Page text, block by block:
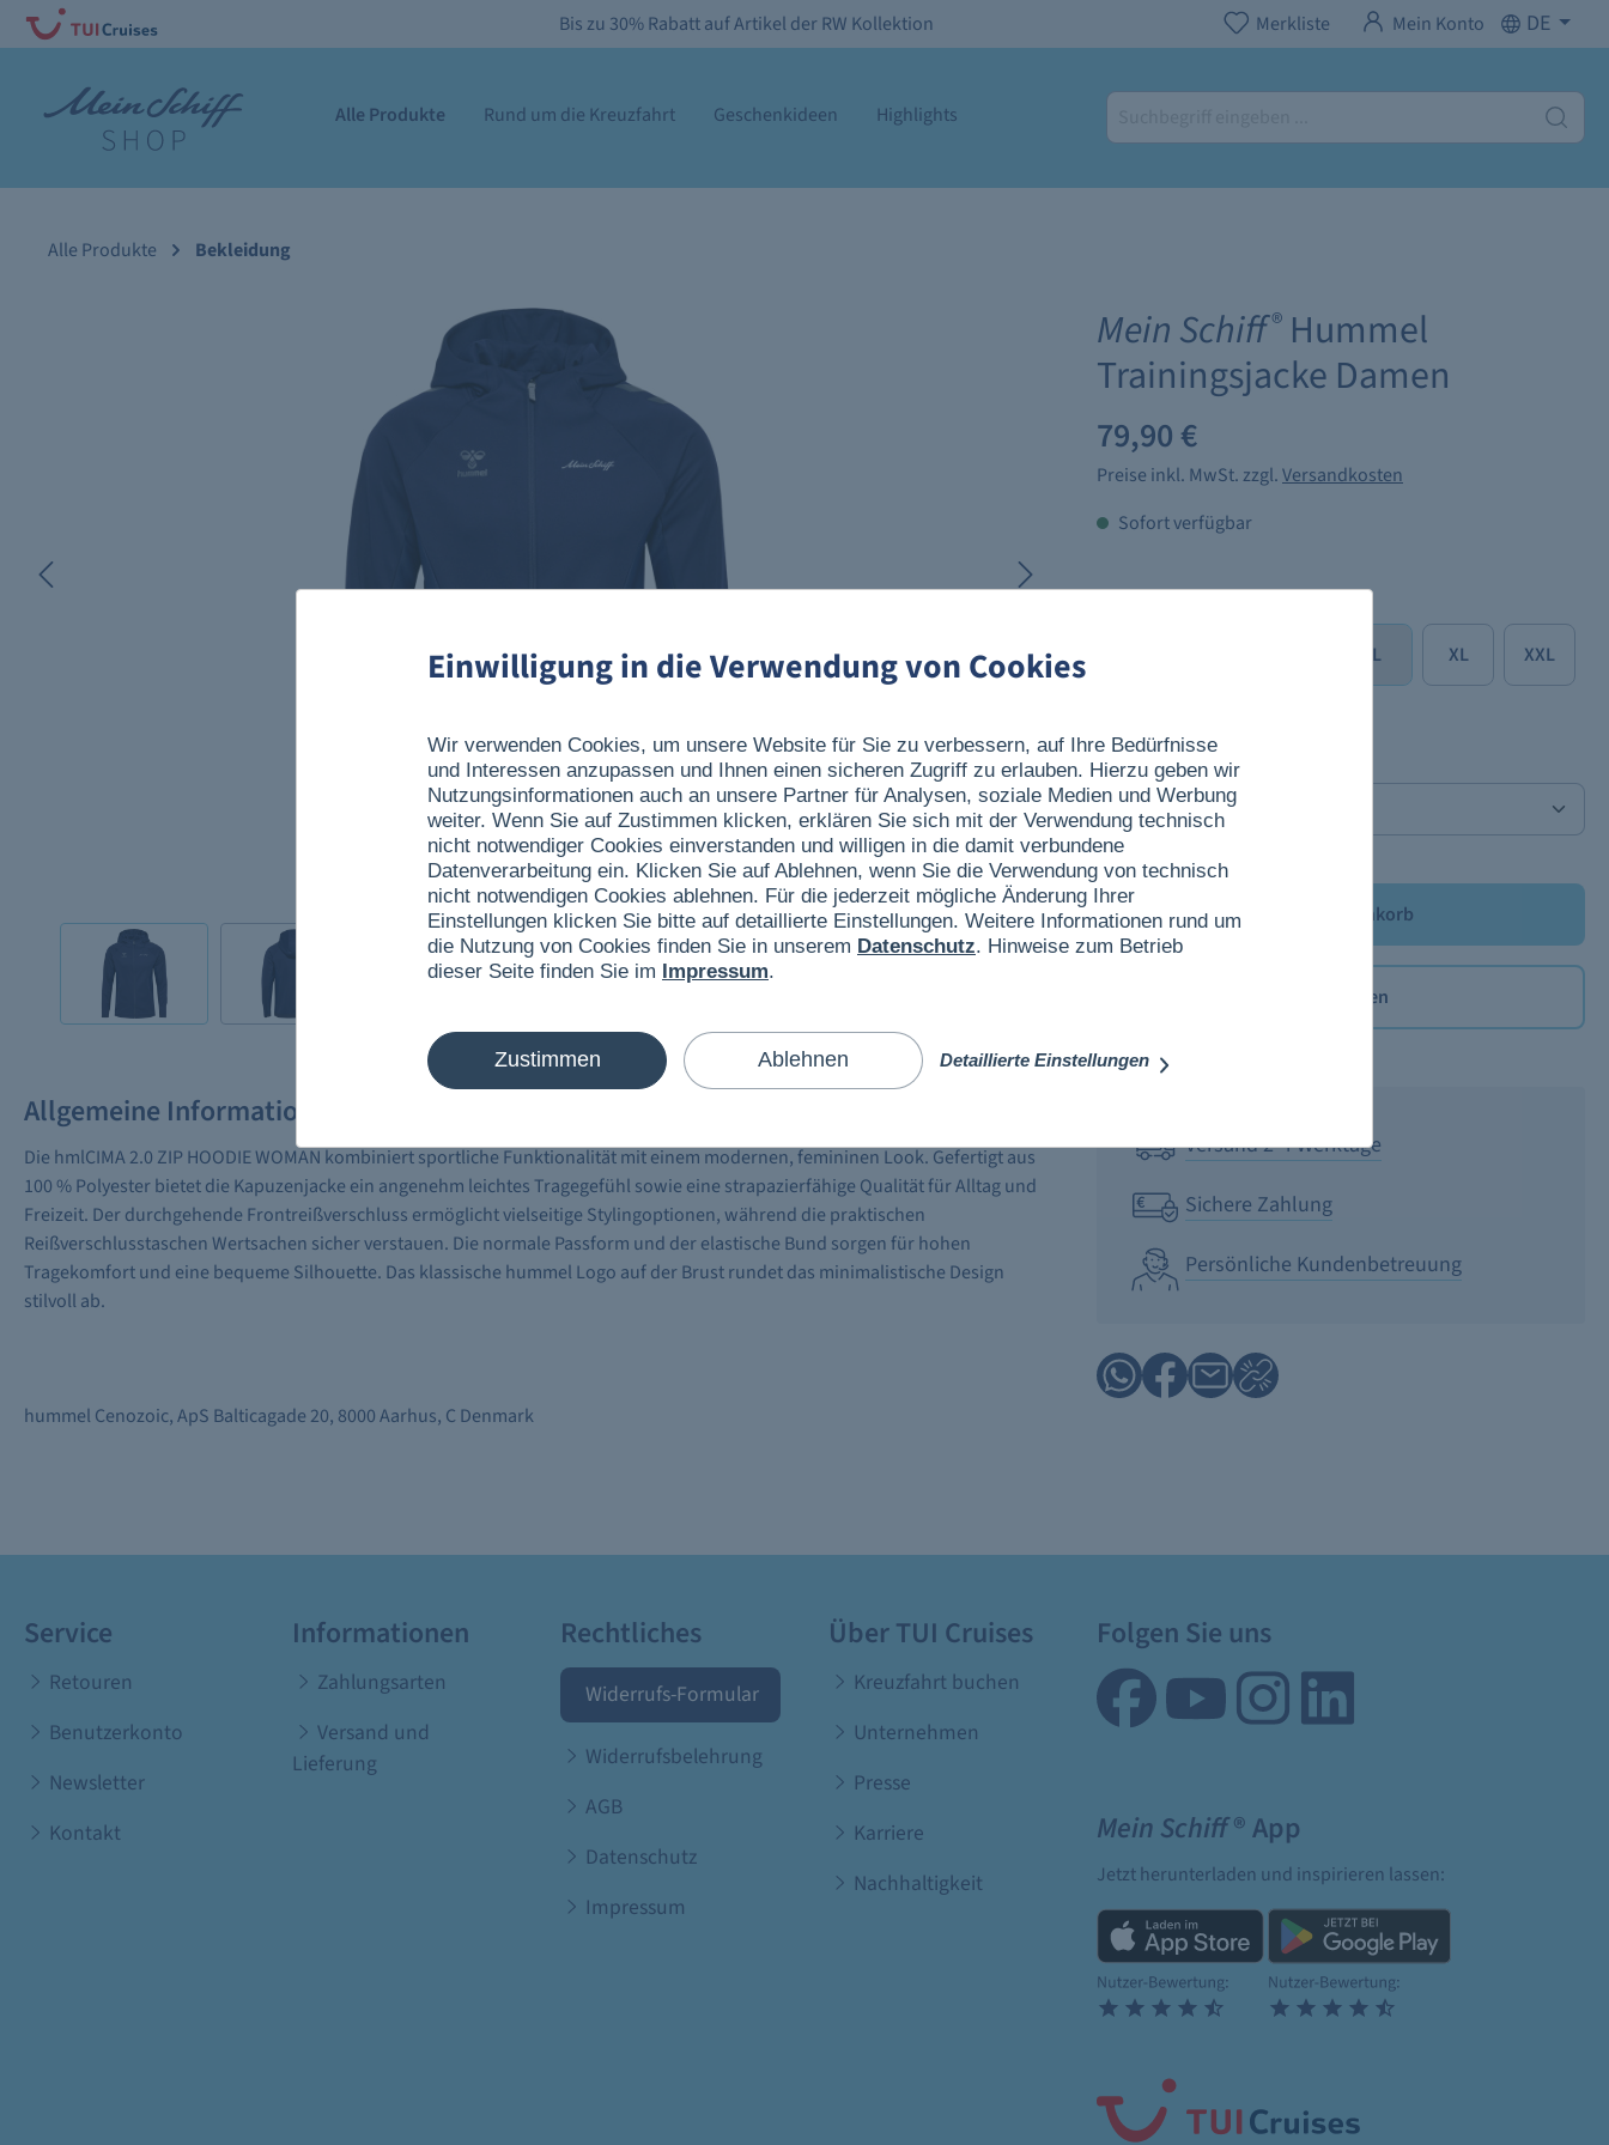
Bis zu 30% Rabatt auf Artikel der RW Kollektion Merkliste Mein Konto DE
Alle Produkte Rund um die Kreuzfahrt Geschenkideen Highlights
Alle Produkte Bekleidung
Allgemeine Informationen
Die hmlCIMA 2.0 ZIP HOODIE WOMAN kombiniert sportliche Funktionalität mit einem modernen, femininen Look. Gefertigt aus
100 % Polyester bietet die Kapuzenjacke ein angenehm leichtes Tragegefühl sowie eine strapazierfähige Qualität für Alltag und
Freizeit. Der durchgehende Frontreißverschluss ermöglicht vielseitige Stylingoptionen, während die praktischen
Reißverschlusstaschen Wertsachen sicher verstauen. Die normale Passform und der elastische Bund sorgen für hohen
Tragekomfort und eine bequeme Silhouette. Das klassische hummel Logo auf der Brust rundet das minimalistische Design
stilvoll ab.
hummel Cenozoic, ApS Balticagade 20, 8000 Aarhus, C Denmark
Mein Schiff® Hummel
Trainingsjacke Damen
79,90 €
Preise inkl. MwSt. zzgl.Versandkosten
Sofort verfügbar
Größe
L XL XXL
Anzahl
In den Warenkorb
Merken
Versand 2-4 Werktage
Sichere Zahlung
Persönliche Kundenbetreuung
Service
Retouren
Benutzerkonto
Newsletter
Kontakt
Informationen
Zahlungsarten
Versand und
Lieferung
Rechtliches
Widerrufs-Formular
Widerrufsbelehrung
AGB
Datenschutz
Impressum
Über TUI Cruises
Kreuzfahrt buchen
Unternehmen
Presse
Karriere
Nachhaltigkeit
Folgen Sie uns
Mein Schiff® App
Jetzt herunterladen und inspirieren lassen:
Einwilligung in die Verwendung von Cookies
Wir verwenden Cookies, um unsere Website für Sie zu verbessern, auf Ihre Bedürfnisse
und Interessen anzupassen und Ihnen einen sicheren Zugriff zu erlauben. Hierzu geben wir
Nutzungsinformationen auch an unsere Partner für Analysen, soziale Medien und Werbung
weiter. Wenn Sie auf Zustimmen klicken, erklären Sie sich mit der Verwendung technisch
nicht notwendiger Cookies einverstanden und willigen in die damit verbundene
Datenverarbeitung ein. Klicken Sie auf Ablehnen, wenn Sie die Verwendung von technisch
nicht notwendigen Cookies ablehnen. Für die jederzeit mögliche Änderung Ihrer
Einstellungen klicken Sie bitte auf detaillierte Einstellungen. Weitere Informationen rund um
die Nutzung von Cookies finden Sie in unserem Datenschutz. Hinweise zum Betrieb
dieser Seite finden Sie im Impressum.
Zustimmen Ablehnen Detaillierte Einstellungen